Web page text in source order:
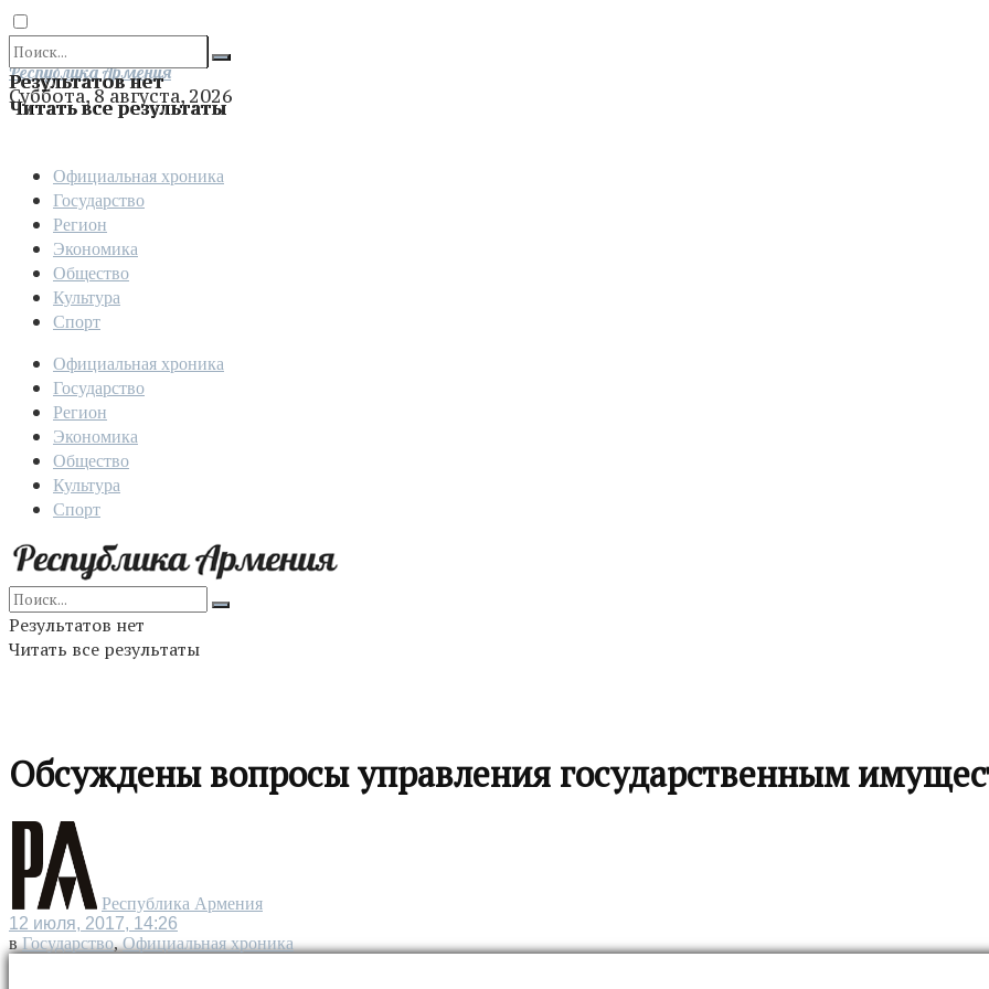
Результатов нет
Читать все результаты
Отправить
Республика Армения
Суббота, 8 августа, 2026
Официальная хроника
Государство
Регион
Экономика
Общество
Культура
Спорт
Официальная хроника
Государство
Регион
Экономика
Общество
Культура
Спорт
Результатов нет
Читать все результаты
Обсуждены вопросы управления государственным
Республика Армения
12 июля, 2017, 14:26
в Государство,Официальная хроника